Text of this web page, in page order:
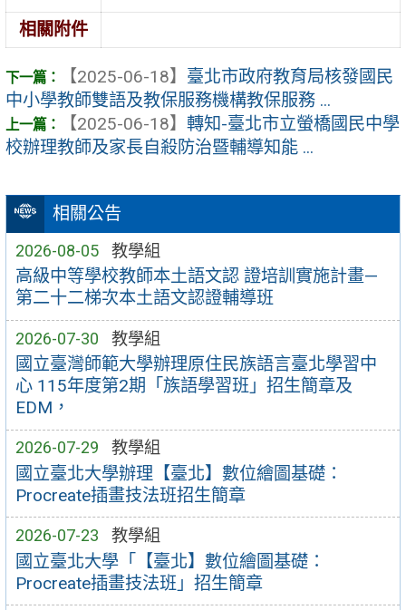
相關公告
2026-08-05 教學組
高級中等學校教師本土語文認 證培訓實施計畫—
第二十二梯次本土語文認證輔導班
2026-07-30 教學組
國立臺灣師範大學辦理原住民族語言臺北學習中
心 115年度第2期「族語學習班」招生簡章及
EDM，
2026-07-29 教學組
國立臺北大學辦理【臺北】數位繪圖基礎：
Procreate插畫技法班招生簡章
2026-07-23 教學組
國立臺北大學「【臺北】數位繪圖基礎：
Procreate插畫技法班」招生簡章
相關附件
【2025-06-18】 臺北市政府教育局核發國民
中小學教師雙語及教保服務機構教保服務 ...
【2025-06-18】 轉知-臺北市立螢橋國民中學
校辦理教師及家長自殺防治暨輔導知能 ...